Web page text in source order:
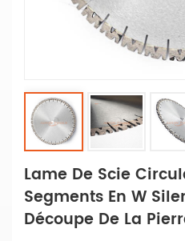
Lame De Scie
Segments En W
Découpe De La